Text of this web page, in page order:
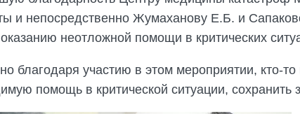
и непосредственно Жумаханову Е.Б. и
неотложной помощи в критических
благодаря участию в этом мероприятии, кто-
помощь в критической ситуации, сохранить